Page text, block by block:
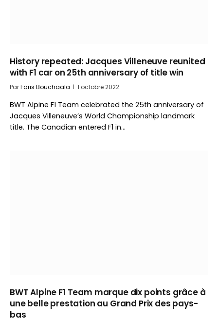
History repeated: Jacques Villeneuve reunited
with F1 car on 25th anniversary of title win
ParFaris Bouchaala 1 octobre 2022
BWT Alpine F1 Team celebrated the 25th anniversary of
Jacques Villeneuve’s World Championship landmark
title. The Canadian entered F1 in…
BWT Alpine F1 Team marque dix points grâce à
une belle prestation au Grand Prix des pays-
bas